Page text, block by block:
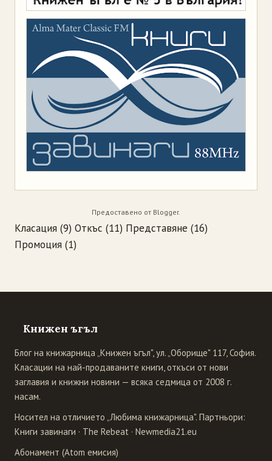
Предоставено от Blogger.
Класация (9) Откъс (11) Представяне (16)
Промоция (1)
Книжен ъгъл
Блог на книжарница „Книжен ъгъл", ул. „Оборище" 117, София.
Класации на най-продаваните книги, откъси от нови
заглавия и книжни новини — всяка седмица от 2008 г.
насам.
Носител на отличието „Любима книжарница". Партньори:
Книги завинаги · The Rebeat · Newmedia21.eu
Абонамент (Atom емисия)